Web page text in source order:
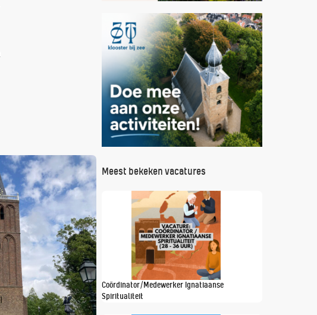
Meest bekeken vacatures
Coördinator/Medewerker Ignatiaanse
Spiritualiteit